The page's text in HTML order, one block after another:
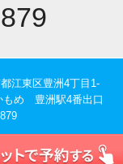
江東区豊洲4丁目1-
もめ 豊洲駅4番出口
クティック